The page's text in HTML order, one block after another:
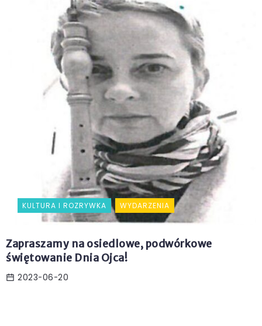
KULTURA I ROZRYWKA WYDARZENIA
Zapraszamy na osiedlowe, podwórkowe
świętowanie Dnia Ojca!
2023-06-20